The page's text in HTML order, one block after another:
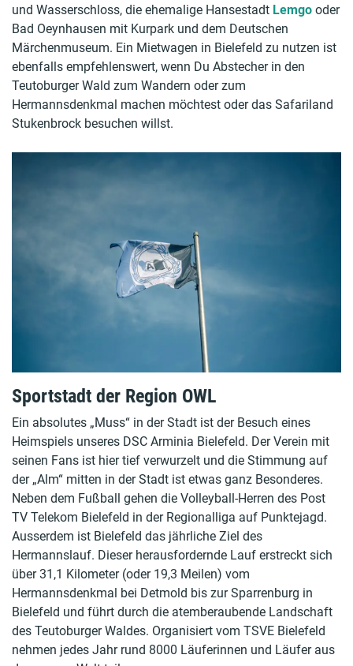
und Wasserschloss, die ehemalige Hansestadt Lemgo oder
Bad Oeynhausen mit Kurpark und dem Deutschen
Märchenmuseum. Ein Mietwagen in Bielefeld zu nutzen ist
ebenfalls empfehlenswert, wenn Du Abstecher in den
Teutoburger Wald zum Wandern oder zum
Hermannsdenkmal machen möchtest oder das Safariland
Stukenbrock besuchen willst.
Sportstadt der Region OWL
Ein absolutes „Muss“ in der Stadt ist der Besuch eines
Heimspiels unseres DSC Arminia Bielefeld. Der Verein mit
seinen Fans ist hier tief verwurzelt und die Stimmung auf
der „Alm“ mitten in der Stadt ist etwas ganz Besonderes.
Neben dem Fußball gehen die Volleyball-Herren des Post
TV Telekom Bielefeld in der Regionalliga auf Punktejagd.
Ausserdem ist Bielefeld das jährliche Ziel des
Hermannslauf. Dieser herausfordernde Lauf erstreckt sich
über 31,1 Kilometer (oder 19,3 Meilen) vom
Hermannsdenkmal bei Detmold bis zur Sparrenburg in
Bielefeld und führt durch die atemberaubende Landschaft
des Teutoburger Waldes. Organisiert vom TSVE Bielefeld
nehmen jedes Jahr rund 8000 Läuferinnen und Läufer aus